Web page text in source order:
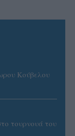
Κούβελου
τουρνουά του